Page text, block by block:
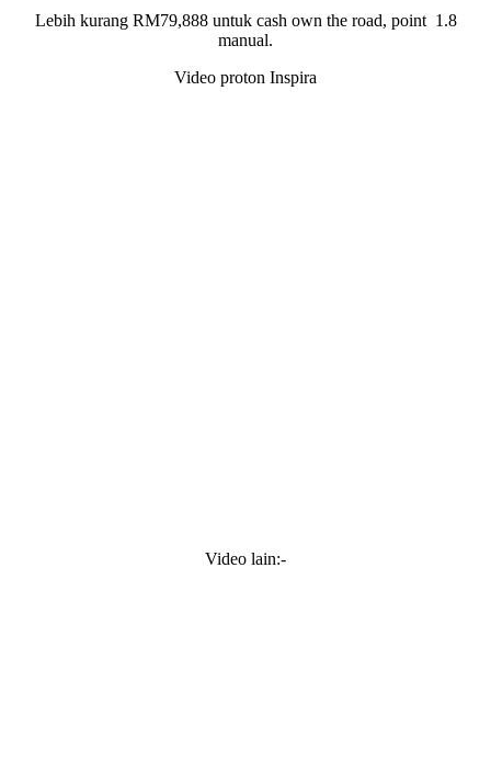
Lebih kurang RM79,888 untuk cash own the road, point 1.8
manual.
Video proton Inspira
Video lain:-